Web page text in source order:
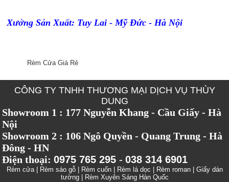
Xưởng Sản Xuất: Tuy Lai - Mỹ Đức - Hà Nội
Rèm Cửa Giá Rẻ
CÔNG TY TNHH THƯƠNG MẠI DỊCH VỤ THÙY
DUNG
Showroom 1 : 177 Nguyễn Khang - Cầu Giấy - Hà
Nội
Showroom 2 : 106 Ngô Quyền - Quang Trung - Hà
Đông - HN
Điện thoại:0975 765 295-038 314 6901
Rèm cửa| Rèm sáo gỗ| Rèm cuốn| Rèm lá dọc Rèm roman| Giấy dán
tường| Rèm Xuyên Sáng Hàn Quốc